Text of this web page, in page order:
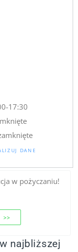
17:30
DANE
w pożyczaniu!
>>
najbliższej